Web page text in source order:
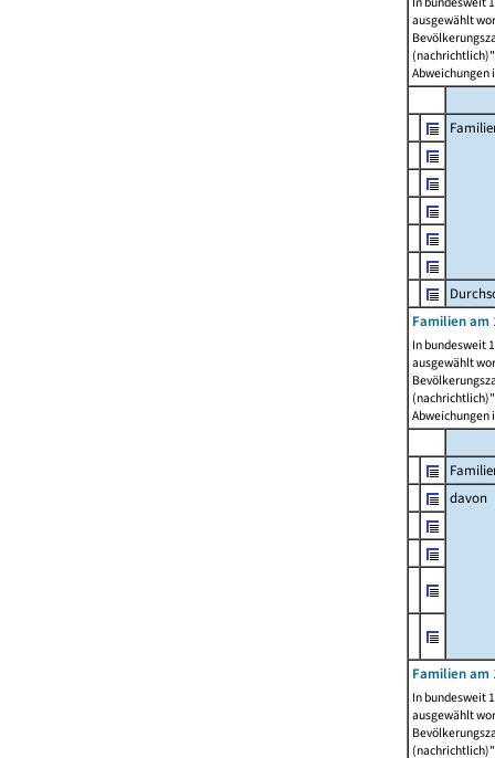
ausgewählt
Abweichungen
Familien am
In bundesweit
ausgewählt
Abweichungen
davon
Familien am
In bundesweit
ausgewählt